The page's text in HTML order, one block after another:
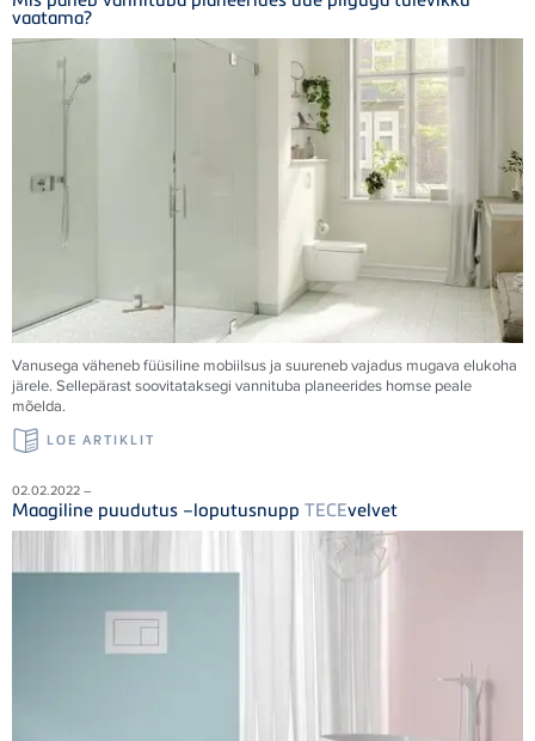
vaatama?
Vanusega väheneb füüsiline mobiilsus ja suureneb vajadus mugava elukoha
järele. Sellepärast soovitataksegi vannituba planeerides homse peale
mõelda.
LOE ARTIKLIT
02.02.2022 –
Maagiline puudutus –loputusnupp TECEvelvet